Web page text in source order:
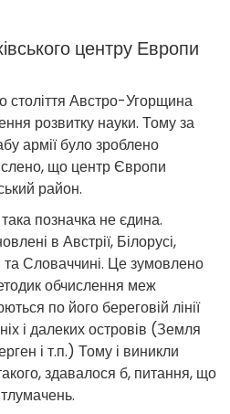
центру Европи
століття Австро-Угорщина
розвитку науки. Тому за
армії було зроблено
що центр Європи
район.
позначка не єдина.
в Австрії, Білорусі,
та Словаччині. Це зумовлено
обчислення меж
по його береговій лінії
і далеких островів (Земля
і т.п.) Тому і виникли
здавалося б, питання, що